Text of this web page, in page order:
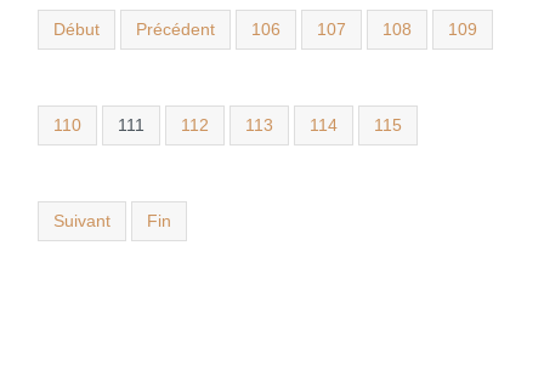
Début Précédent 106 107 108 109
110 111 112 113 114 115
Suivant Fin